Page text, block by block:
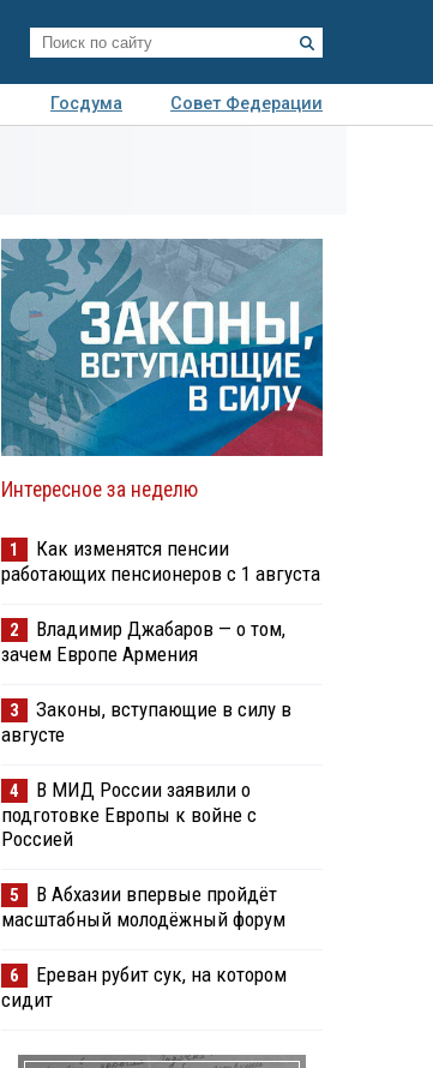
Госдума
Совет Федерации
Интересное за неделю
1
Как изменятся пенсии
работающих пенсионеров с 1 августа
2
Владимир Джабаров — о том,
зачем Европе Армения
3
Законы, вступающие в силу в
августе
4
В МИД России заявили о
подготовке Европы к войне с
Россией
5
В Абхазии впервые пройдёт
масштабный молодёжный форум
6
Ереван рубит сук, на котором
сидит